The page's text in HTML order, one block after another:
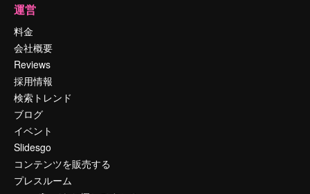
運営
料金
会社概要
Reviews
採用情報
検索トレンド
ブログ
イベント
Slidesgo
コンテンツを販売する
プレスルーム